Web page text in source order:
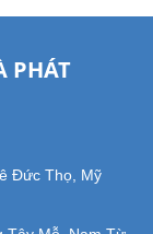
PHÁT
Đức Thọ, Mỹ